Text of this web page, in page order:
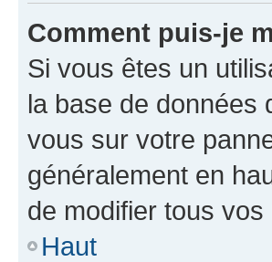
Comment puis-je
Si vous êtes un
la base de données
vous sur votre
généralement en
de modifier tous
Haut